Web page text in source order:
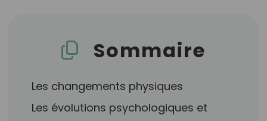
Sommaire
Les changements physiques
Les évolutions psychologiques et